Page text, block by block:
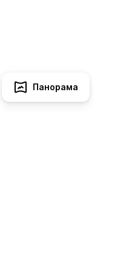
Панорама